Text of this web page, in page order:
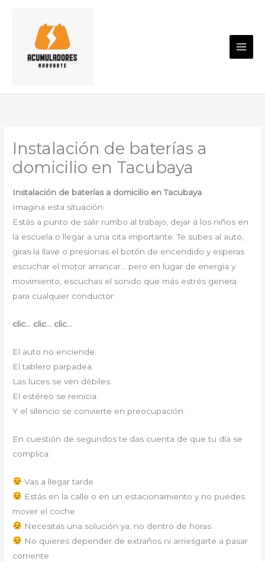
contenido
Instalación de baterías a
domicilio en Tacubaya
Instalación de baterías a domicilio en Tacubaya
Imagina esta situación:
Estás a punto de salir rumbo al trabajo, dejar a los niños en
la escuela o llegar a una cita importante. Te subes al auto,
giras la llave o presionas el botón de encendido y esperas
escuchar el motor arrancar… pero en lugar de energía y
movimiento, escuchas el sonido que más estrés genera
para cualquier conductor:
clic… clic… clic…
El auto no enciende.
El tablero parpadea.
Las luces se ven débiles.
El estéreo se reinicia.
Y el silencio se convierte en preocupación.
En cuestión de segundos te das cuenta de que tu día se
complica:
Vas a llegar tarde
Estás en la calle o en un estacionamiento y no puedes
mover el coche
Necesitas una solución ya, no dentro de horas
No quieres depender de extraños ni arriesgarte a pasar
corriente